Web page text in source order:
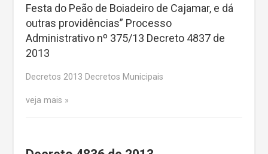
Festa do Peão de Boiadeiro de Cajamar, e dá
outras providências” Processo
Administrativo nº 375/13 Decreto 4837 de
2013
Decretos 2013 Decretos Municipais
veja mais